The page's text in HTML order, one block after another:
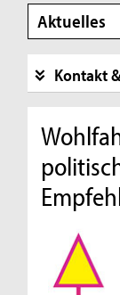
Aktuelles
Kontakt